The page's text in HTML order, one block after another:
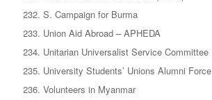
S. Campaign for Burma
Union Aid Abroad – APHEDA
Unitarian Universalist Service Committee
University Students’ Unions Alumni Force
Volunteers in Myanmar